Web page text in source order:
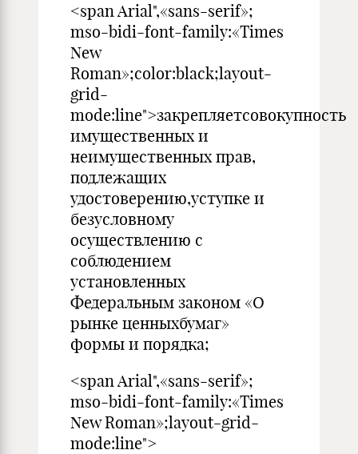
<span Arial",«sans-serif»;
mso-bidi-font-family:«Times
New
Roman»;color:black;layout-
grid-
mode:line">закрепляетсовокупность
имущественных и
неимущественных прав,
подлежащих
удостоверению,уступке и
безусловному
осуществлению с
соблюдением
установленных
Федеральным законом «О
рынке ценныхбумаг»
формы и порядка;
<span Arial",«sans-serif»;
mso-bidi-font-family:«Times
New Roman»;layout-grid-
mode:line">